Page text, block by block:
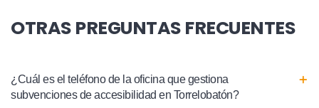
OTRAS PREGUNTAS FRECUENTES
¿Cuál es el teléfono de la oficina que gestiona
subvenciones de accesibilidad en Torrelobatón?